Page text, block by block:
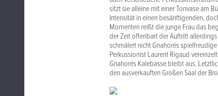
sitzt sie alleine mit einer Tonvase am
Intensität in einen besänftigenden,
Momenten reißt die junge Frau das
der Zeit offenbart der Auftritt
schmälert nicht Gnahorés
Perkussionist Laurent Rigaud
Gnahorés Kalebasse bleibt aus.
den ausverkauften Großen Saal der